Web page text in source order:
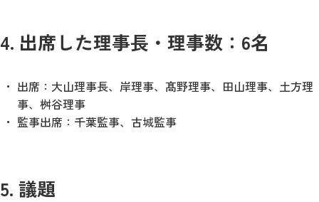
4. 出席した理事長・理事数：6名
出席：大山理事長、岸理事、髙野理事、田山理事、土方理
事、桝谷理事
監事出席：千葉監事、古城監事
5. 議題